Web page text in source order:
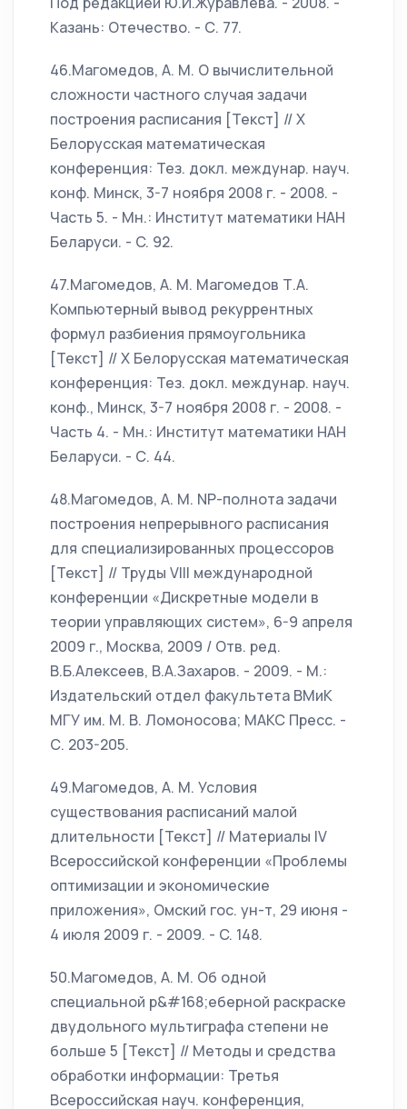
Казань: Отечество. - С. 77.
46.Магомедов, А. М. О вычислительной
сложности частного случая задачи
построения расписания [Текст] // X
Белорусская математическая
конференция: Тез. докл. междунар. науч.
конф. Минск, 3-7 ноября 2008 г. - 2008. -
Часть 5. - Мн.: Институт математики НАН
Беларуси. - C. 92.
47.Магомедов, А. М. Магомедов Т.А.
Компьютерный вывод рекуррентных
формул разбиения прямоугольника
[Текст] // X Белорусская математическая
конференция: Тез. докл. междунар. науч.
конф., Минск, 3-7 ноября 2008 г. - 2008. -
Часть 4. - Мн.: Институт математики НАН
Беларуси. - С. 44.
48.Магомедов, А. М. NP-полнота задачи
построения непрерывного расписания
для специализированных процессоров
[Текст] // Труды VIII международной
конференции «Дискретные модели в
теории управляющих систем», 6-9 апреля
2009 г., Москва, 2009 / Отв. ред.
В.Б.Алексеев, В.А.Захаров. - 2009. - М.:
Издательский отдел факультета ВМиК
МГУ им. М. В. Ломоносова; МАКС Пресс. -
С. 203-205.
49.Магомедов, А. М. Условия
существования расписаний малой
длительности [Текст] // Материалы IV
Всероссийской конференции «Проблемы
оптимизации и экономические
приложения», Омский гос. ун-т, 29 июня -
4 июля 2009 г. - 2009. - C. 148.
50.Магомедов, А. М. Об одной
специальной р&#168;еберной раскраске
двудольного мультиграфа степени не
больше 5 [Текст] // Методы и средства
обработки информации: Третья
Всероссийская науч. конференция,